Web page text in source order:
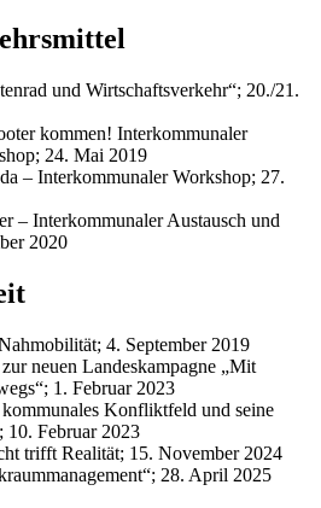
und Wirtschaftsverkehr“; 20./21.
kommen! Interkommunaler
24. Mai 2019
– Interkommunaler Workshop; 27.
– Interkommunaler Austausch und
2020
4. September 2019
neuen Landeskampagne „Mit
1. Februar 2023
Konfliktfeld und seine
10. Februar 2023
trifft Realität; 15. November 2024
28. April 2025